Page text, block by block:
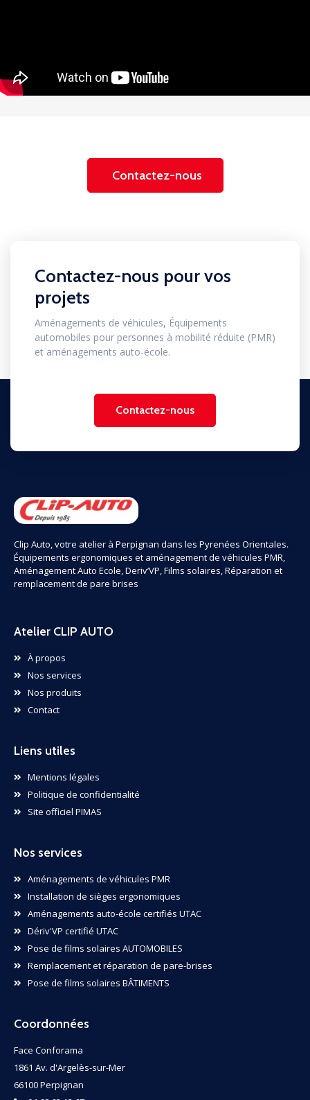
Contactez-nous
Contactez-nous pour vos
projets
Aménagements de véhicules, Équipements
automobiles pour personnes à mobilité réduite (PMR)
et aménagements auto-école.
Contactez-nous
Clip Auto, votre atelier à Perpignan dans les Pyrenées Orientales.
Équipements ergonomiques et aménagement de véhicules PMR,
Aménagement Auto Ecole, Deriv’VP, Films solaires, Réparation et
remplacement de pare brises
Atelier CLIP AUTO
À propos
Nos services
Nos produits
Contact
Liens utiles
Mentions légales
Politique de confidentialité
Site officiel PIMAS
Nos services
Aménagements de véhicules PMR
Installation de sièges ergonomiques
Aménagements auto-école certifiés UTAC
Dériv'VP certifié UTAC
Pose de films solaires AUTOMOBILES
Remplacement et réparation de pare-brises
Pose de films solaires BÂTIMENTS
Coordonnées
Face Conforama
1861 Av. d'Argelès-sur-Mer
66100 Perpignan